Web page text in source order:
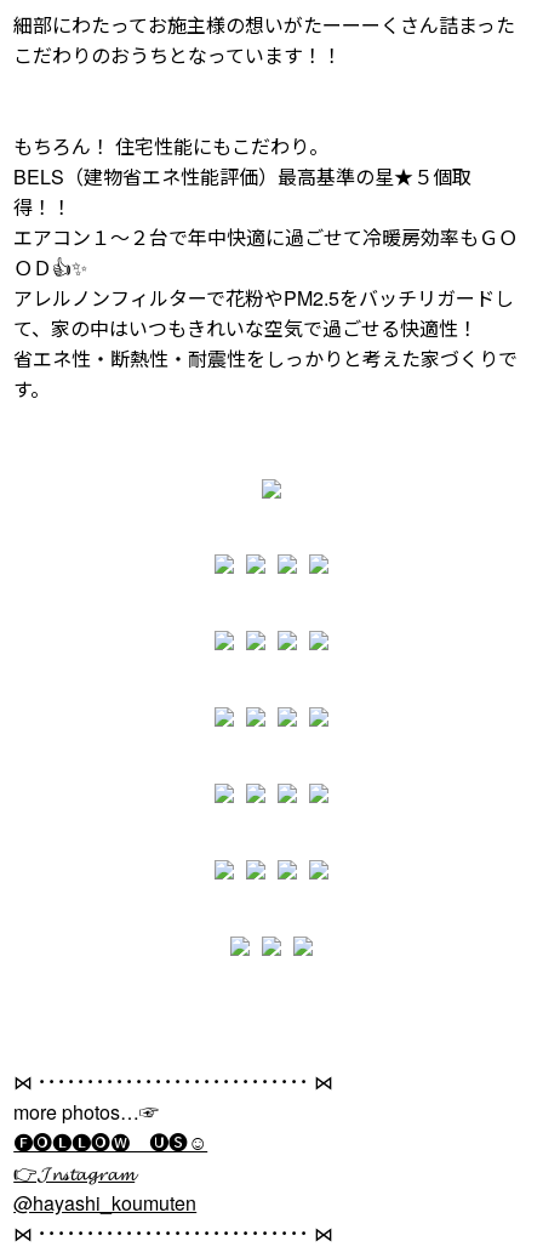
細部にわたってお施主様の想いがたーーーくさん詰まった
こだわりのおうちとなっています！！
もちろん！ 住宅性能にもこだわり。
BELS（建物省エネ性能評価）最高基準の星★５個取
得！！
エアコン１～２台で年中快適に過ごせて冷暖房効率もＧＯ
ＯＤ👍✨
アレルノンフィルターで花粉やPM2.5をバッチリガードし
て、家の中はいつもきれいな空気で過ごせる快適性！
省エネ性・断熱性・耐震性をしっかりと考えた家づくりで
す。
⋈ ････････････････････････････ ⋈
more photos…☞
🅕🅞🅛🅛🅞🅦 🅤🅢☺
👉𝓙𝓷𝓈𝓽𝓪𝓰𝓻𝓪𝓶
@hayashi_koumuten
⋈ ････････････････････････････ ⋈